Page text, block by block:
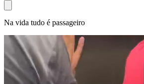
Na vida tudo é passageiro